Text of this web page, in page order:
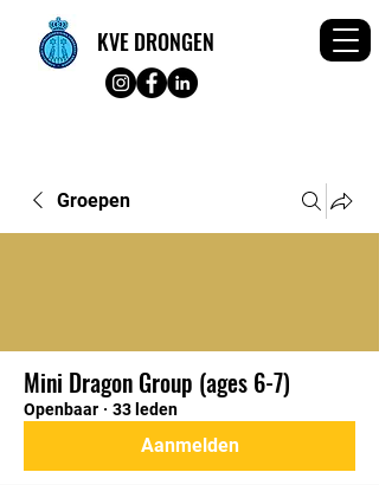
KVE DRONGEN
Groepen
Mini Dragon Group (ages 6-7)
Openbaar · 33 leden
Aanmelden